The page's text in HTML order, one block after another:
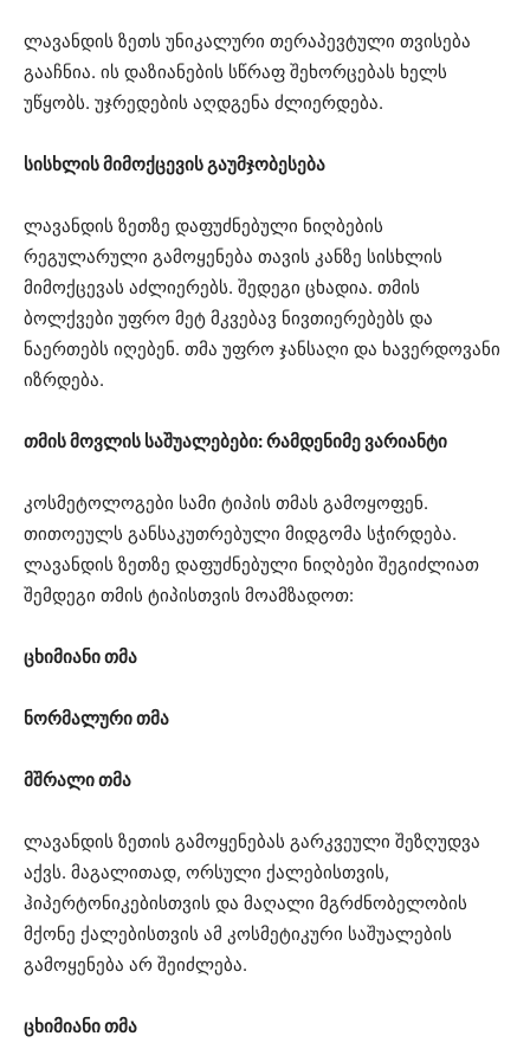
ლავანდის ზეთს უნიკალური თერაპევტული თვისება
გააჩნია. ის დაზიანების სწრაფ შეხორცებას ხელს
უწყობს. უჯრედების აღდგენა ძლიერდება.
სისხლის მიმოქცევის გაუმჯობესება
ლავანდის ზეთზე დაფუძნებული ნიღბების
რეგულარული გამოყენება თავის კანზე სისხლის
მიმოქცევას აძლიერებს. შედეგი ცხადია. თმის
ბოლქვები უფრო მეტ მკვებავ ნივთიერებებს და
ნაერთებს იღებენ. თმა უფრო ჯანსაღი და ხავერდოვანი
იზრდება.
თმის მოვლის საშუალებები: რამდენიმე ვარიანტი
კოსმეტოლოგები სამი ტიპის თმას გამოყოფენ.
თითოეულს განსაკუთრებული მიდგომა სჭირდება.
ლავანდის ზეთზე დაფუძნებული ნიღბები შეგიძლიათ
შემდეგი თმის ტიპისთვის მოამზადოთ:
ცხიმიანი თმა
ნორმალური თმა
მშრალი თმა
ლავანდის ზეთის გამოყენებას გარკვეული შეზღუდვა
აქვს. მაგალითად, ორსული ქალებისთვის,
ჰიპერტონიკებისთვის და მაღალი მგრძნობელობის
მქონე ქალებისთვის ამ კოსმეტიკური საშუალების
გამოყენება არ შეიძლება.
ცხიმიანი თმა